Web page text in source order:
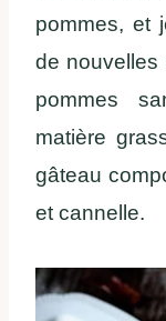
pommes, et
de nouvelles
pommes
matière
gâteau
et cannelle.